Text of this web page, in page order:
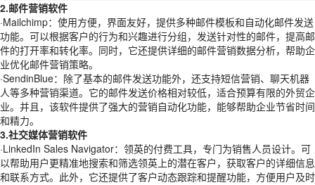
2.邮件营销软件
·Mailchimp：使用方便，界面友好，提供多种邮件模板和自动化邮件发送
功能。可以根据客户的行为和兴趣进行分组，发送针对性的邮件，提高邮
件的打开率和转化率。同时，它还提供详细的邮件营销数据分析，帮助企
业优化邮件营销策略。
·SendinBlue：除了基本的邮件发送功能外，还支持短信营销、聊天机器
人等多种营销渠道。它的邮件发送价格相对较低，适合预算有限的外贸企
业。并且，该软件提供了强大的营销自动化功能，能够帮助企业节省时间
和精力。
3.社交媒体营销软件
·LinkedIn Sales Navigator：领英的付费工具，专门为销售人员设计。可
以帮助用户更精准地搜索和筛选领英上的潜在客户，获取客户的详细信息
和联系方式。此外，它还提供了客户动态跟踪和提醒功能，方便用户及时